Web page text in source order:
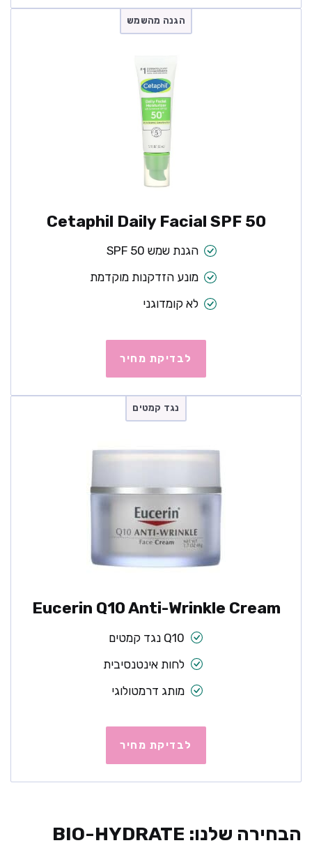
הגנה מהשמש
Cetaphil Daily Facial SPF 50
הגנת שמש SPF 50
מונע הזדקנות מוקדמת
לא קומדוגני
לבדיקת מחיר
נגד קמטים
Eucerin Q10 Anti-Wrinkle Cream
Q10 נגד קמטים
לחות אינטנסיבית
מותג דרמטולוגי
לבדיקת מחיר
הבחירה שלנו: BIO-HYDRATE